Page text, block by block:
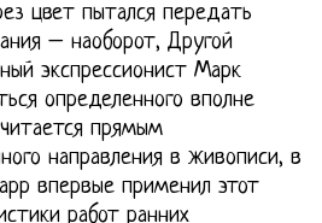
цвет пытался передать
– наоборот, Другой
экспрессионист Марк
определенного вполне
прямым
направления в живописи, в
впервые применил этот
работ ранних